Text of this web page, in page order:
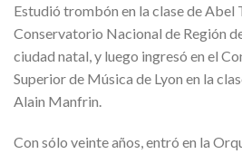
Estudió trombón en la clase de Abel
Conservatorio Nacional de Región
ciudad natal, y luego ingresó en el
Superior de Música de Lyon en la
Alain Manfrin.
Con sólo veinte años, entró en la